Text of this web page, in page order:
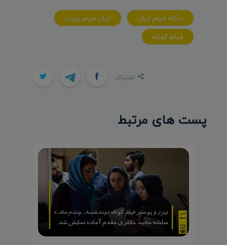
درگاه فيلم ايران
ايران فيلم پورت
فيلم کوتاه
اشتراک:
پست های مرتبط